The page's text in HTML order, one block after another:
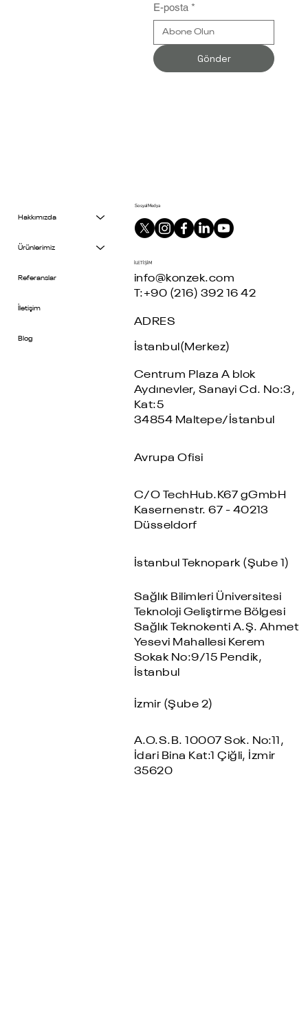
E-posta *
Gönder
Hakkımızda
Ürünlerimiz
Referanslar
İletişim
Blog
Sosyal Medya
İLETİŞİM
info@konzek.com
T:+90 (216) 392 16 42
ADRES
İstanbul(Merkez)
Centrum Plaza A blok
Aydınevler, Sanayi Cd. No:3,
Kat:5
34854 Maltepe/İstanbul
Avrupa Ofisi
C/O TechHub.K67 gGmbH
Kasernenstr. 67 - 40213
Düsseldorf
İstanbul Teknopark (Şube 1)
Sağlık Bilimleri Üniversitesi
Teknoloji Geliştirme Bölgesi
Sağlık Teknokenti A.Ş. Ahmet
Yesevi Mahallesi Kerem
Sokak No:9/15 Pendik,
İstanbul
İzmir (Şube 2)
A.O.S.B. 10007 Sok. No:11,
İdari Bina Kat:1 Çiğli, İzmir
35620